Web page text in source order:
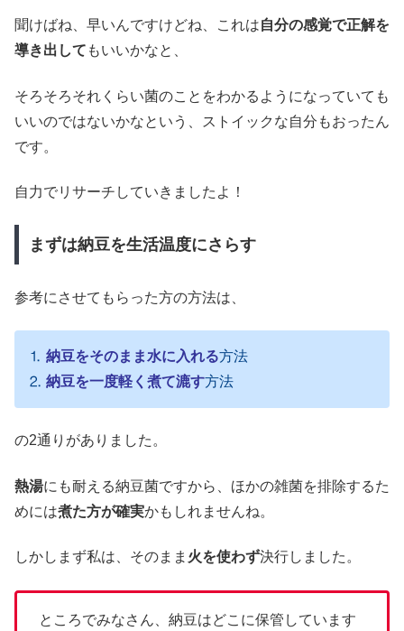
聞けばね、早いんですけどね、これは自分の感覚で正解を
導き出して もいいかなと、
そろそろそれくらい菌のことをわかるようになっていても
いいのではないかなという、ストイックな自分もおったん
です。
自力でリサーチしていきましたよ！
まずは納豆を生活温度にさらす
参考にさせてもらった方の方法は、
⒈ 納豆をそのまま水に入れる方法
⒉ 納豆を一度軽く煮て漉す方法
の2通りがありました。
熱湯にも耐える納豆菌ですから、ほかの雑菌を排除するた
めには煮た方が確実かもしれませんね。
しかしまず私は、そのまま 火を使わず決行しました。
ところでみなさん、納豆はどこに保管しています